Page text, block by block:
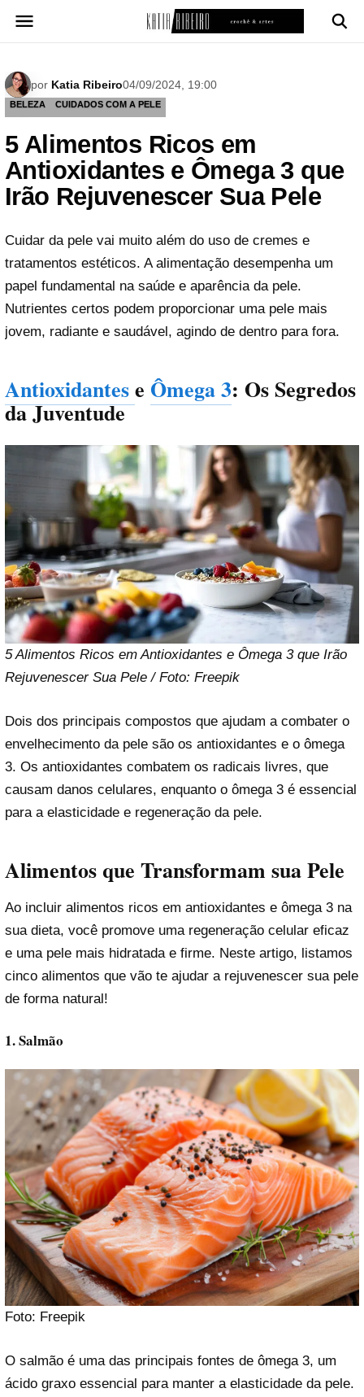
para
por Katia Ribeiro04/09/2024, 19:00
BELEZA CUIDADOS COM A PELE
5 Alimentos Ricos em
Antioxidantes e Ômega 3 que
Irão Rejuvenescer Sua Pele
Cuidar da pele vai muito além do uso de cremes e
tratamentos estéticos. A alimentação desempenha um
papel fundamental na saúde e aparência da pele.
Nutrientes certos podem proporcionar uma pele mais
jovem, radiante e saudável, agindo de dentro para fora.
Antioxidantese Ômega 3: Os Segredos
da Juventude
5 Alimentos Ricos em Antioxidantes e Ômega 3 que Irão
Rejuvenescer Sua Pele / Foto: Freepik
Dois dos principais compostos que ajudam a combater o
envelhecimento da pele são os antioxidantes e o ômega
3. Os antioxidantes combatem os radicais livres, que
causam danos celulares, enquanto o ômega 3 é essencial
para a elasticidade e regeneração da pele.
Alimentos que Transformam sua Pele
Ao incluir alimentos ricos em antioxidantes e ômega 3 na
sua dieta, você promove uma regeneração celular eficaz
e uma pele mais hidratada e firme. Neste artigo, listamos
cinco alimentos que vão te ajudar a rejuvenescer sua pele
de forma natural!
1. Salmão
Foto: Freepik
O salmão é uma das principais fontes de ômega 3, um
ácido graxo essencial para manter a elasticidade da pele.